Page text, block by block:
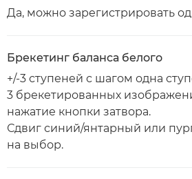
Да, можно зарегистрировать
Брекетинг баланса белого
+/-3 ступеней с шагом одна
3 брекетированных
нажатие кнопки затвора.
Сдвиг синий/янтарный или
на выбор.